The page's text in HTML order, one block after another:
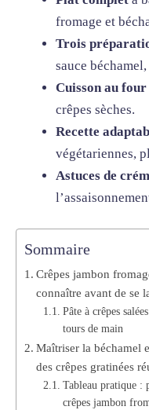
fromage et
Trois
sauce
Cuisson au four
crêpes sèches.
Recette
végétariennes,
Astuces de
Sommaire
Crêpes jambon
connaître avant de se
Pâte à crêpes
tours de main
Maîtriser la béchamel
des crêpes gratinées
Tableau pratique :
crêpes jambon